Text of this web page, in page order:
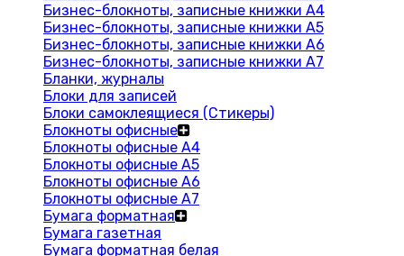
Бизнес-блокноты, записные книжки A4
Бизнес-блокноты, записные книжки А5
Бизнес-блокноты, записные книжки А6
Бизнес-блокноты, записные книжки А7
Бланки, журналы
Блоки для записей
Блоки самоклеящиеся (Стикеры)
Блокноты офисные
Блокноты офисные A4
Блокноты офисные A5
Блокноты офисные A6
Блокноты офисные A7
Бумага форматная
Бумага газетная
Бумага форматная белая